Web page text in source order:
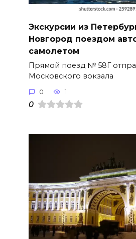
Экскурсии из
Новгород поездом
самолетом
Прямой поезд № 58Г
Московского вокзала
0 1
0